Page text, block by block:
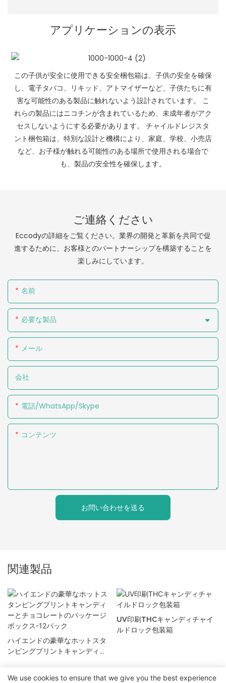
アプリケーションの表示
この子供が安全に使用できる安全梱包箱は、子供の安全を確保
し、電子タバコ、リキッド、アトマイザーなど、子供たちに有
害な可能性のある製品に触れないよう設計されています。 こ
れらの製品にはニコチンが含まれているため、未成年者がアク
セスしないようにする必要があります。 チャイルドレジスタ
ント梱包箱は、特別な設計と機構により、家庭、学校、小売店
など、お子様が触れる可能性のある場所で使用される場合で
も、製品の安全性を確保します。
ご連絡ください
Eccodyの詳細をご覧ください。業界の開発と革新を共同で促
進するために、お客様とのパートナーシップを構築することを
楽しみにしています。
名前
必要な製品
メール
会社
電話/WhatsApp/Skype
コンテンツ
お問い合わせを送る
関連製品
ハイエンドの豪華なホットスタ
ンピングプリントキャンディー
UV印刷THCキャンディチャイ
ルドロック包装箱
We use cookies to ensure that we give you the best experience